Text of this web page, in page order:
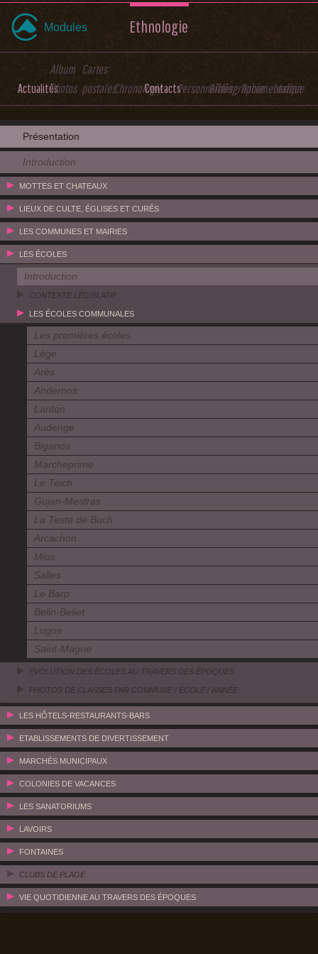
Modules Ethnologie
Actualités
Album
Photos
Cartes
postalesChronologieContactsPersonnalitésBibliographieDocumentation
Lexique
Présentation
Introduction
MOTTES ET CHATEAUX
LIEUX DE CULTE, ÉGLISES ET CURÉS
LES COMMUNES ET MAIRIES
LES ÉCOLES
Introduction
CONTEXTE LÉGISLATIF
LES ÉCOLES COMMUNALES
Les premières écoles
Lège
Arès
Andernos
Lanton
Audenge
Biganos
Marcheprime
Le Teich
Gujan-Mestras
La Teste de Buch
Arcachon
Mios
Salles
Le Barp
Belin-Beliet
Lugos
Saint-Magne
EVOLUTION DES ÉCOLES AU TRAVERS DES ÉPOQUES
PHOTOS DE CLASSES PAR COMMUNE / ÉCOLE / ANNÉE
LES HÔTELS-RESTAURANTS-BARS
ETABLISSEMENTS DE DIVERTISSEMENT
MARCHÉS MUNICIPAUX
COLONIES DE VACANCES
LES SANATORIUMS
LAVOIRS
FONTAINES
CLUBS DE PLAGE
VIE QUOTIDIENNE AU TRAVERS DES ÉPOQUES